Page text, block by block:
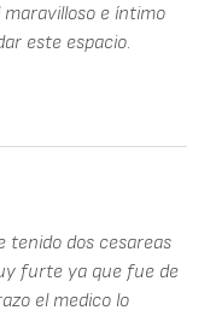
e íntimo
este espacio.
tenido dos cesareas
furte ya que fue de
el medico lo